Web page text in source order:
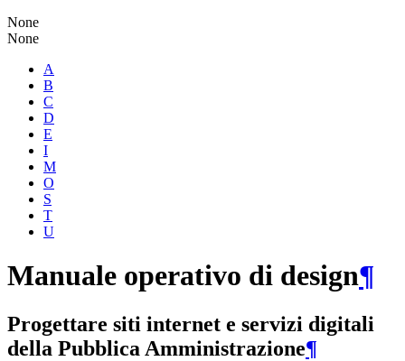
None
None
A
B
C
D
E
I
M
O
S
T
U
Manuale operativo di design¶
Progettare siti internet e servizi digitali
della Pubblica Amministrazione¶